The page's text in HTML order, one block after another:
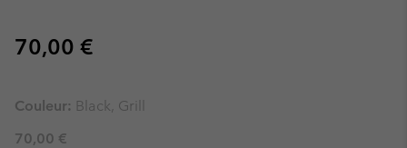
Regular price:
70,00 €
Couleur: Black, Grill
70,00 €